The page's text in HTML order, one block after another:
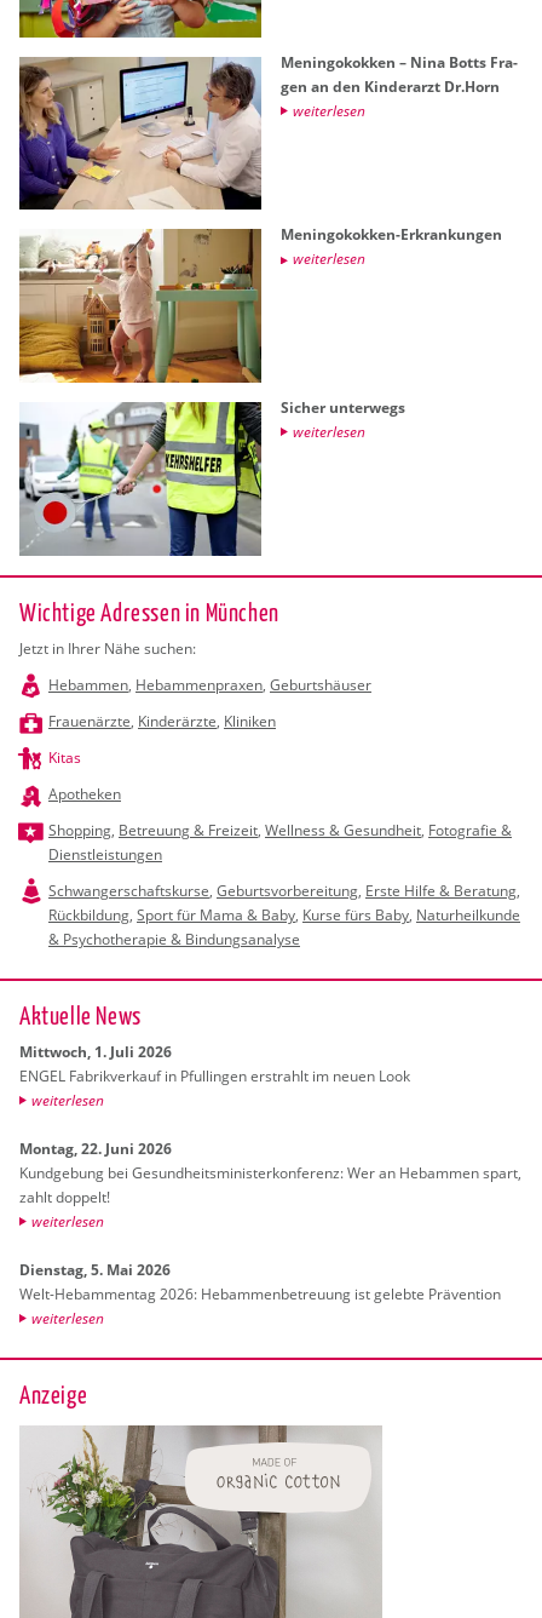
Me­nin­go­kok­ken – Nina Botts Fra­
gen an den Kin­der­arzt Dr.​Horn
wei­ter­le­sen
Me­nin­go­kok­ken-Er­kran­kun­gen
wei­ter­le­sen
Si­cher un­ter­wegs
wei­ter­le­sen
Wichtige Adressen in München
Jetzt in Ihrer Nähe suchen:
Hebammen, Hebammenpraxen, Geburtshäuser
Frauenärzte, Kinderärzte, Kliniken
Kitas
Apotheken
Shopping, Betreuung & Freizeit, Wellness & Gesundheit, Fotografie &
Dienstleistungen
Schwangerschaftskurse, Geburtsvorbereitung, Erste Hilfe & Beratung,
Rückbildung, Sport für Mama & Baby, Kurse fürs Baby, Naturheilkunde
& Psychotherapie & Bindungsanalyse
Ak­tu­el­le News
Mitt­woch, 1. Juli 2026
ENGEL Fa­brik­ver­kauf in Pful­lin­gen er­strahlt im neuen Look
wei­ter­le­sen
Mon­tag, 22. Juni 2026
Kund­ge­bung bei Ge­sund­heits­mi­nis­ter­kon­fe­renz: Wer an Heb­am­men spart,
zahlt dop­pelt!
wei­ter­le­sen
Diens­tag, 5. Mai 2026
Welt-Heb­am­men­tag 2026: Heb­am­men­be­treu­ung ist ge­leb­te Prä­ven­ti­on
wei­ter­le­sen
Anzeige